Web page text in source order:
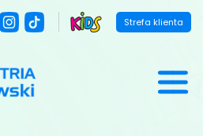
Strefa klienta